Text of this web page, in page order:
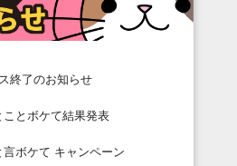
終了のお知らせ
とボケて結果発表
ボケて キャンペーン